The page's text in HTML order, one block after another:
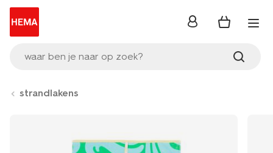
waar ben je naar op zoek?
inloggen
strandlakens